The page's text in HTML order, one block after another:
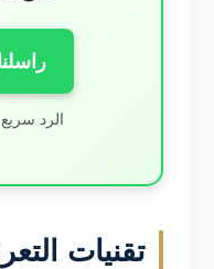
الرد
تقنيات